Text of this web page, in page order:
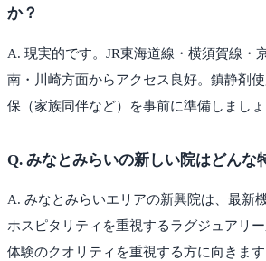
か？
A. 現実的です。JR東海道線・横須賀線・
南・川崎方面からアクセス良好。鎮静剤
保（家族同伴など）を事前に準備しましょ
Q. みなとみらいの新しい院はどんな
A. みなとみらいエリアの新興院は、最新
ホスピタリティを重視するラグジュアリ
体験のクオリティを重視する方に向きます